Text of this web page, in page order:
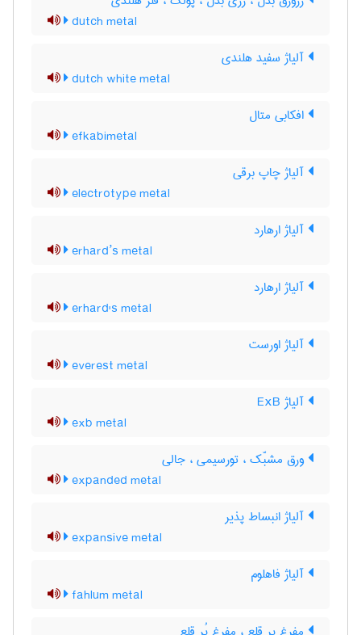
dutch metal
آلیاژ سفید هلندی
dutch white metal
افکابی متال
efkabimetal
آلیاژ چاپ برقی
electrotype metal
آلیاژ ارهارد
erhard’s metal
آلیاژ ارهارد
erhard's metal
آلیاژ اورست
everest metal
آلیاژ ExB
exb metal
ورق مشبّک ، تورسیمی ، جالی
expanded metal
آلیاژ انبساط پذیر
expansive metal
آلیاژ فاهلوم
fahlum metal